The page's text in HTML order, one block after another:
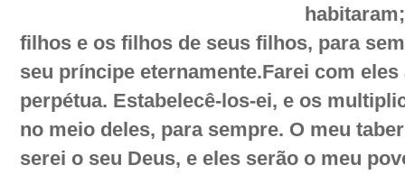
filhos e os filhos de seus filhos, para
seu príncipe eternamente.Farei com
perpétua. Estabelecê-los-ei, e os
no meio deles, para sempre. O meu
serei o seu Deus, e eles serão o meu